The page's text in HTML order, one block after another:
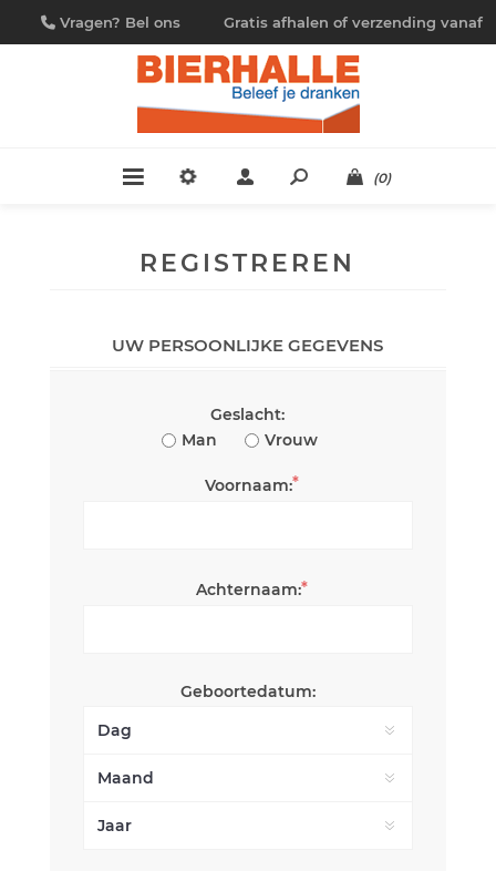
Vragen? Bel ons
09/230.88.44
Gratis afhalen of verzending vanaf
€ 4,95
(0)
REGISTREREN
UW PERSOONLIJKE GEGEVENS
Geslacht:
Man
Vrouw
Voornaam:*
Achternaam:*
Geboortedatum: